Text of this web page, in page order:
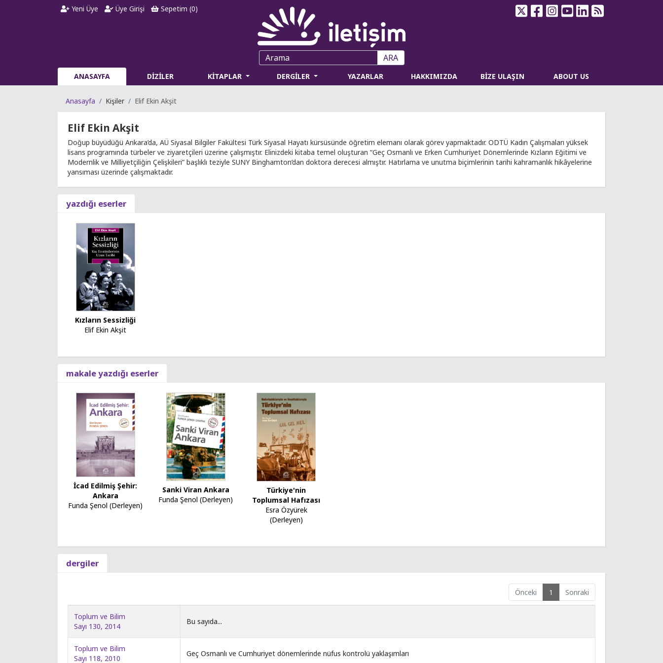
Yeni Üye Üye Girişi Sepetim (0)
ARA
ANASAYFA DİZİLER KİTAPLAR DERGİLER YAZARLAR HAKKIMIZDA BİZE ULAŞIN ABOUT US
Anasayfa Kişiler Elif Ekin Akşit
Elif Ekin Akşit
Doğup büyüdüğü Ankara’da, AÜ Siyasal Bilgiler Fakültesi Türk Siyasal Hayatı kürsüsünde öğretim elemanı olarak görev yapmaktadır. ODTÜ Kadın Çalışmaları yüksek
lisans programında türbeler ve ziyaretçileri üzerine çalışmıştır. Elinizdeki kitaba temel oluşturan “Geç Osmanlı ve Erken Cumhuriyet Dönemlerinde Kızların Eğitimi ve
Modernlik ve Milliyetçiliğin Çelişkileri” başlıklı teziyle SUNY Binghamton’dan doktora derecesi almıştır. Hatırlama ve unutma biçimlerinin tarihi kahramanlık hikâyelerine
yansıması üzerinde çalışmaktadır.
yazdığı eserler
Kızların Sessizliği
Elif Ekin Akşit
makale yazdığı eserler
İcad Edilmiş Şehir:
Ankara
Funda Şenol (Derleyen)
Sanki Viran Ankara
Funda Şenol (Derleyen)
Türkiye'nin
Toplumsal Hafızası
Esra Özyürek
(Derleyen)
dergiler
Önceki 1 Sonraki
Toplum ve Bilim
Sayı 130, 2014
Bu sayıda...
Toplum ve Bilim
Sayı 118, 2010
Geç Osmanlı ve Cumhuriyet dönemlerinde nüfus kontrolü yaklaşımları